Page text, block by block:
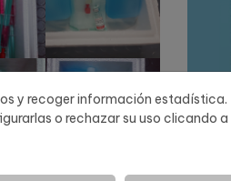
y recoger información estadística.
o rechazar su uso clicando a